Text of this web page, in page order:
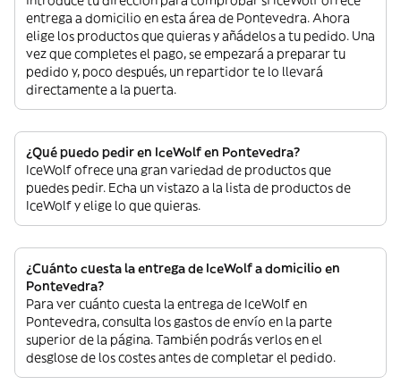
entrega a domicilio en esta área de Pontevedra. Ahora
elige los productos que quieras y añádelos a tu pedido. Una
vez que completes el pago, se empezará a preparar tu
pedido y, poco después, un repartidor te lo llevará
directamente a la puerta.
¿Qué puedo pedir en IceWolf en Pontevedra?
IceWolf ofrece una gran variedad de productos que
puedes pedir. Echa un vistazo a la lista de productos de
IceWolf y elige lo que quieras.
¿Cuánto cuesta la entrega de IceWolf a domicilio en
Pontevedra?
Para ver cuánto cuesta la entrega de IceWolf en
Pontevedra, consulta los gastos de envío en la parte
superior de la página. También podrás verlos en el
desglose de los costes antes de completar el pedido.